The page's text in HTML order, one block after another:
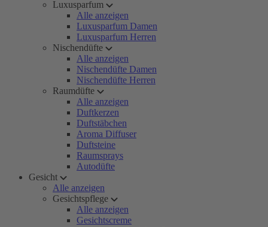
Luxusparfum
Alle anzeigen
Luxusparfum Damen
Luxusparfum Herren
Nischendüfte
Alle anzeigen
Nischendüfte Damen
Nischendüfte Herren
Raumdüfte
Alle anzeigen
Duftkerzen
Duftstäbchen
Aroma Diffuser
Duftsteine
Raumsprays
Autodüfte
Gesicht
Alle anzeigen
Gesichtspflege
Alle anzeigen
Gesichtscreme